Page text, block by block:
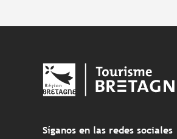
Síganos en las redes sociales